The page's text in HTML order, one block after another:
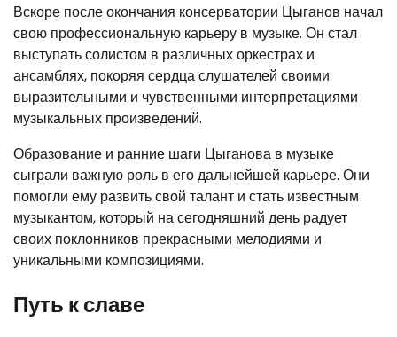
Вскоре после окончания консерватории Цыганов начал
свою профессиональную карьеру в музыке. Он стал
выступать солистом в различных оркестрах и
ансамблях, покоряя сердца слушателей своими
выразительными и чувственными интерпретациями
музыкальных произведений.
Образование и ранние шаги Цыганова в музыке
сыграли важную роль в его дальнейшей карьере. Они
помогли ему развить свой талант и стать известным
музыкантом, который на сегодняшний день радует
своих поклонников прекрасными мелодиями и
уникальными композициями.
Путь к славе